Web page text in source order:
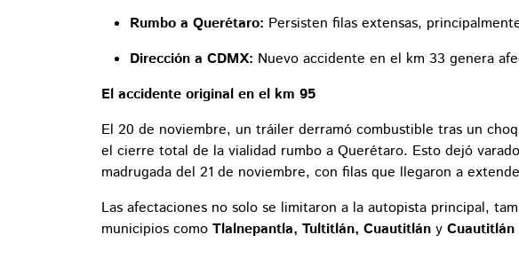
Rumbo a Querétaro: Persisten filas extensas,
Dirección a CDMX: Nuevo accidente en el km 33 genera
El accidente original en el km 95
El 20 de noviembre, un tráiler derramó combustible tras un
el cierre total de la vialidad rumbo a Querétaro. Esto dejó
madrugada del 21 de noviembre, con filas que llegaron a
Las afectaciones no solo se limitaron a la autopista principal,
municipios como Tlalnepantla, Tultitlán, Cuautitlán y Cuautitlán